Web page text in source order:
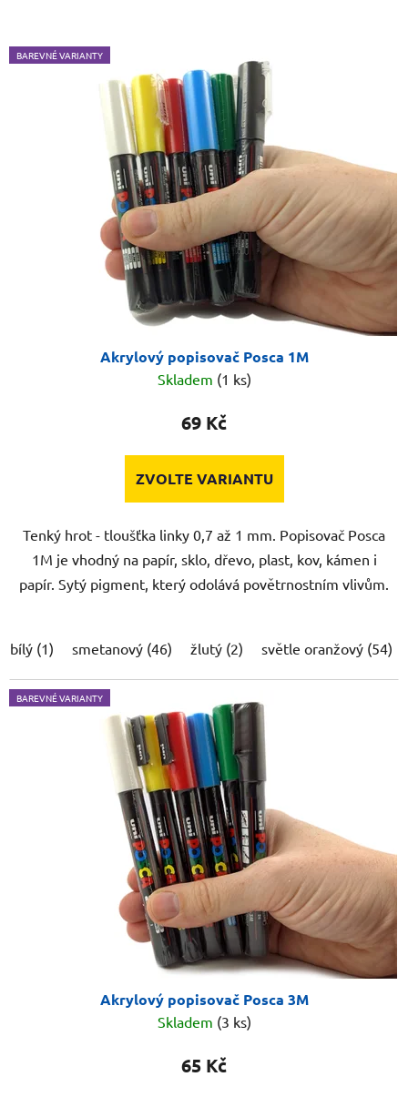
BAREVNÉ VARIANTY
Akrylový popisovač Posca 1M
Skladem (1 ks)
69 Kč
ZVOLTE VARIANTU
Tenký hrot - tloušťka linky 0,7 až 1 mm. Popisovač Posca
1M je vhodný na papír, sklo, dřevo, plast, kov, kámen i
papír. Sytý pigment, který odolává povětrnostním vlivům.
bílý (1) smetanový (46) žlutý (2) světle oranžový (54)
BAREVNÉ VARIANTY
Akrylový popisovač Posca 3M
Skladem (3 ks)
65 Kč